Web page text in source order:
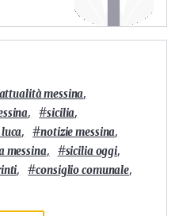
messina,
, #sicilia,
, #notizie messina,
messina, #sicilia oggi,
, #consiglio comunale,